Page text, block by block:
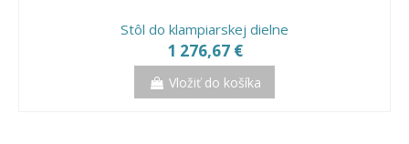
Stôl do klampiarskej dielne
1 276,67 €
Vložiť do košíka